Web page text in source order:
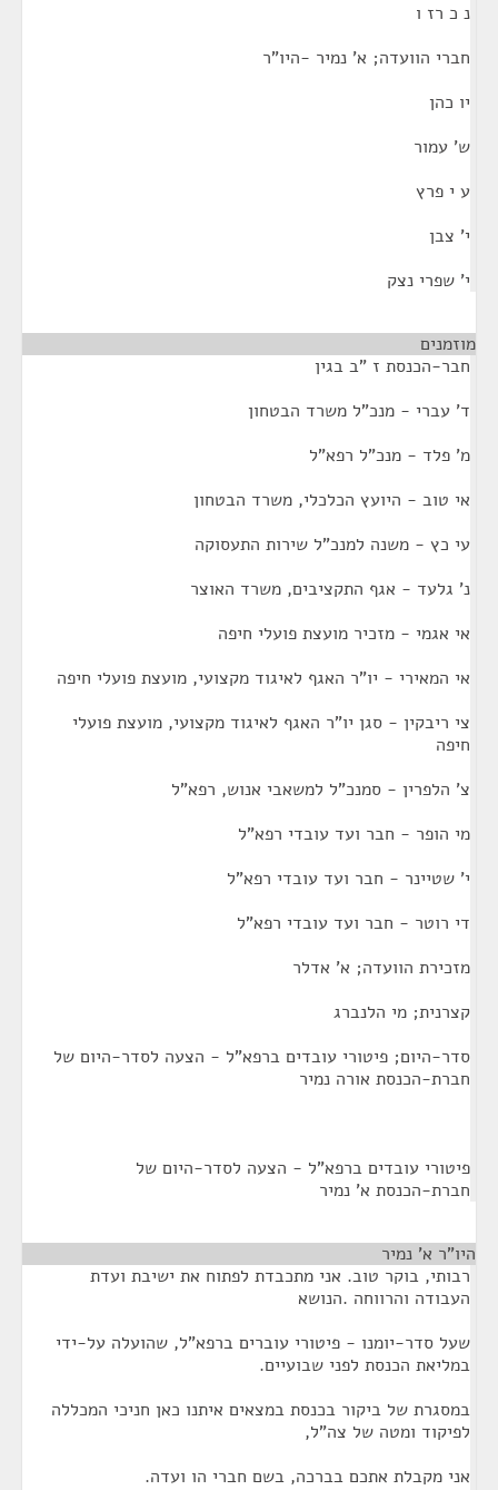
נ כ רז ו
חברי הוועדה; א' נמיר -היו"ר
יו כהן
ש' עמור
ע י פרץ
י' צבן
י' שפרי נצק
מוזמנים
חבר-הכנסת ז "ב בגין
ד' עברי - מנכ"ל משרד הבטחון
מ' פלד - מנכ"ל רפא"ל
אי טוב - היועץ הכלכלי, משרד הבטחון
עי כץ - משנה למנכ"ל שירות התעסוקה
נ' גלעד - אגף התקציבים, משרד האוצר
אי אגמי - מזכיר מועצת פועלי חיפה
אי המאירי - יו"ר האגף לאיגוד מקצועי, מועצת פועלי חיפה
צי ריבקין - סגן יו"ר האגף לאיגוד מקצועי, מועצת פועלי
חיפה
צ' הלפרין - סמנכ"ל למשאבי אנוש, רפא"ל
מי הופר - חבר ועד עובדי רפא"ל
י' שטיינר - חבר ועד עובדי רפא"ל
די רוטר - חבר ועד עובדי רפא"ל
מזכירת הוועדה; א' אדלר
קצרנית; מי הלנברג
סדר-היום; פיטורי עובדים ברפא"ל - הצעה לסדר-היום של
חברת-הכנסת אורה נמיר
פיטורי עובדים ברפא"ל - הצעה לסדר-היום של
חברת-הכנסת א' נמיר
היו"ר א' נמיר
רבותי, בוקר טוב. אני מתכבדת לפתוח את ישיבת ועדת
העבודה והרווחה .הנושא
שעל סדר-יומנו - פיטורי עוברים ברפא"ל, שהועלה על-ידי
במליאת הכנסת לפני שבועיים.
במסגרת של ביקור בכנסת במצאים איתנו כאן חניכי המכללה
לפיקוד ומטה של צה"ל,
אני מקבלת אתכם בברכה, בשם חברי הו ועדה.